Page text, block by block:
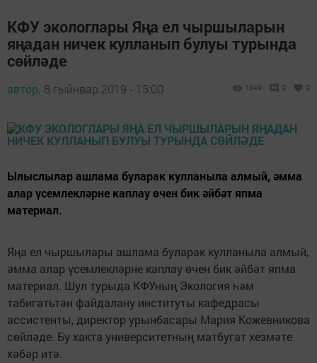
КФУ экологлары Яңа ел чыршыларын
яңадан ничек кулланып булуы турында
сөйләде
автор, 8 гыйнвар 2019 - 15:00 1349 0 0
Ылыслылар ашлама буларак кулланыла алмый, әмма
алар үсемлекләрне каплау өчен бик әйбәт япма
материал.
Яңа ел чыршылары ашлама буларак кулланыла алмый,
әмма алар үсемлекләрне каплау өчен бик әйбәт япма
материал. Шул турыда КФУның Экология һәм
табигатьтән файдалану институты кафедрасы
ассистенты, директор урынбасары Мария Кожевникова
сөйләде. Бу хакта университетның матбугат хезмәте
хәбәр итә.